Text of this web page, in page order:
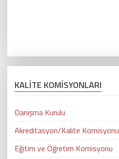
KALİTE KOMİSYONLARI
Danışma Kurulu
Akreditasyon/Kalite Komisyonu
Eğitim ve Öğretim Komisyonu